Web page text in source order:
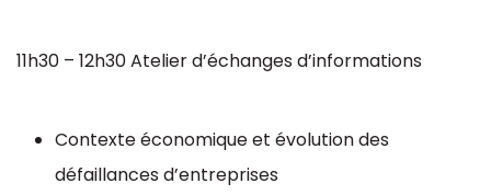
11h30 – 12h30 Atelier d’échanges d’informations
Contexte économique et évolution des
défaillances d’entreprises